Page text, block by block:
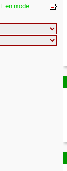
en mode